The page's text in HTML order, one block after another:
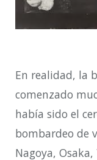
En realidad, la
comenzado
había sido el
bombardeo de
Nagoya,